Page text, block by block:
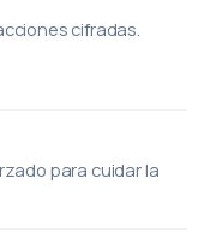
cifradas.
para cuidar la